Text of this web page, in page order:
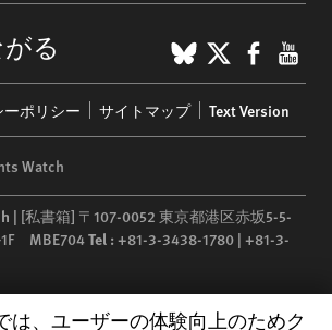
る BlueSky
X
ポリシー サイトマップ Text Version
Watch
| [私書箱] 〒107-0052 東京都港区赤坂5-5-
MBE704Tel :+81-3-3438-1780 | +81-3-
cookie preferences
は、ユーザーの体験向上のためク